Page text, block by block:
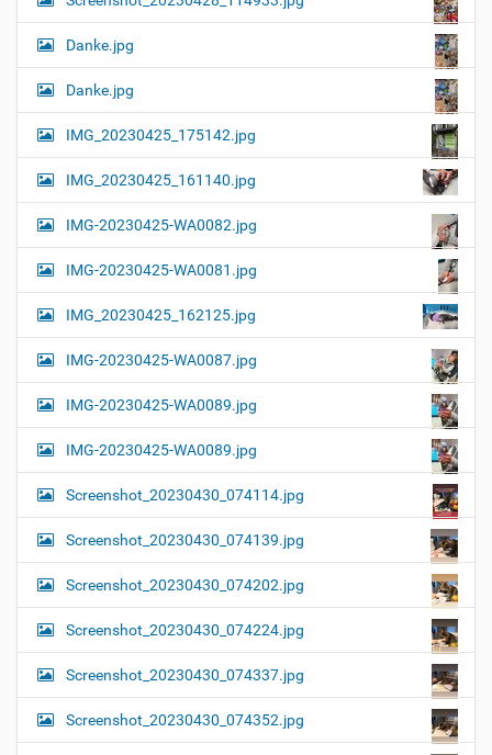
Danke.jpg
Danke.jpg
IMG_20230425_175142.jpg
IMG_20230425_161140.jpg
IMG-20230425-WA0082.jpg
IMG-20230425-WA0081.jpg
IMG_20230425_162125.jpg
IMG-20230425-WA0087.jpg
IMG-20230425-WA0089.jpg
IMG-20230425-WA0089.jpg
Screenshot_20230430_074114.jpg
Screenshot_20230430_074139.jpg
Screenshot_20230430_074202.jpg
Screenshot_20230430_074224.jpg
Screenshot_20230430_074337.jpg
Screenshot_20230430_074352.jpg